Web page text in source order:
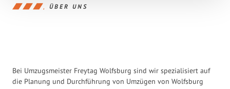
ÜBER UNS
Bei Umzugsmeister Freytag Wolfsburg sind wir spezialisiert auf
die Planung und Durchführung von Umzügen von Wolfsburg